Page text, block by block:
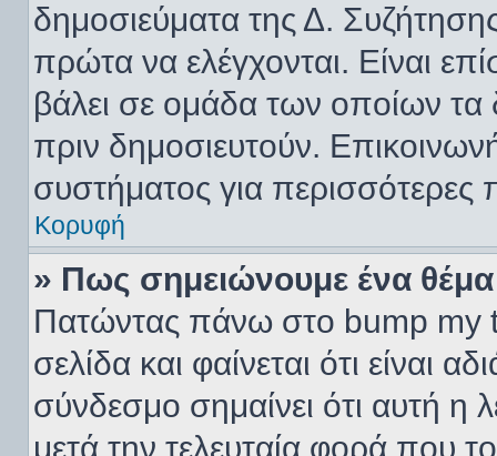
δημοσιεύματα της Δ.
πρώτα να ελέγχονται. Είναι
βάλει σε ομάδα των οποίων τα
πριν δημοσιευτούν.
συστήματος για περισσότερες
Κορυφή
» Πως σημειώνουμε ένα
Πατώντας πάνω στο bump my
σελίδα και φαίνεται ότι είναι
σύνδεσμο σημαίνει ότι αυτή η
μετά την τελευταία φορά που